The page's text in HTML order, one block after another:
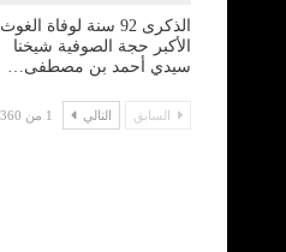
الذكرى 92 سنة لوفاة الغوث
الأكبر حجة الصوفية شيخنا
سيدي أحمد بن مصطفى…
السابق التالي 1 من 360